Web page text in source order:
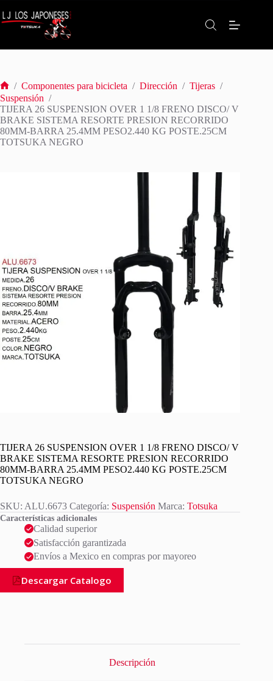
al
contenido
Inicio
/ Componentes para bicicleta / Dirección / Tijeras /
Suspensión /
TIJERA 26 SUSPENSION OVER 1 1/8 FRENO DISCO/ V
BRAKE SISTEMA RESORTE PRESION RECORRIDO
80MM-BARRA 25.4MM PESO2.440 KG POSTE.25CM
TOTSUKA NEGRO
TIJERA 26 SUSPENSION OVER 1 1/8 FRENO DISCO/ V
BRAKE SISTEMA RESORTE PRESION RECORRIDO
80MM-BARRA 25.4MM PESO2.440 KG POSTE.25CM
TOTSUKA NEGRO
SKU: ALU.6673 Categoría: Suspensión Marca: Totsuka
Características adicionales
Calidad superior
Satisfacción garantizada
Envíos a Mexico en compras por mayoreo
Descargar Catalogo
Descripción